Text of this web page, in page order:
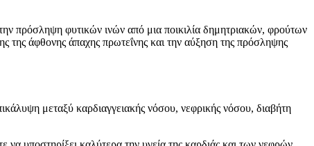
πρόσληψη φυτικών ινών από μια ποικιλία δημητριακών, φρούτων
της άφθονης άπαχης πρωτεΐνης και την αύξηση της πρόσληψης
μεταξύ καρδιαγγειακής νόσου, νεφρικής νόσου, διαβήτη